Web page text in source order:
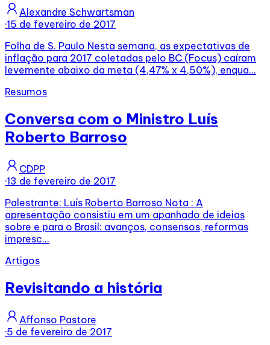
Alexandre Schwartsman
·15 de fevereiro de 2017
Folha de S. Paulo Nesta semana, as expectativas de
inflação para 2017 coletadas pelo BC (Focus) caíram
levemente abaixo da meta (4,47% x 4,50%), enqua...
Resumos
Conversa com o Ministro Luís
Roberto Barroso
CDPP
·13 de fevereiro de 2017
Palestrante: Luís Roberto Barroso Nota : A
apresentação consistiu em um apanhado de ideias
sobre e para o Brasil: avanços, consensos, reformas
impresc...
Artigos
Revisitando a história
Affonso Pastore
·5 de fevereiro de 2017